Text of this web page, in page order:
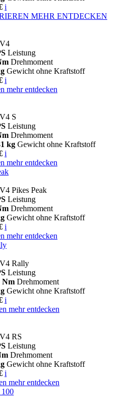
i
MEHR ENTDECKEN
Leistung
Drehmoment
Gewicht ohne Kraftstoff
i
mehr entdecken
S
Leistung
Drehmoment
kg Gewicht ohne Kraftstoff
i
mehr entdecken
Pikes Peak
Leistung
Drehmoment
Gewicht ohne Kraftstoff
i
mehr entdecken
Rally
Leistung
Nm Drehmoment
Gewicht ohne Kraftstoff
i
mehr entdecken
RS
Leistung
Drehmoment
Gewicht ohne Kraftstoff
i
mehr entdecken